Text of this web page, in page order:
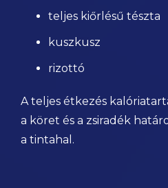
teljes kiőrlésű tészta
kuszkusz
rizottó
A teljes étkezés
a köret és a zsiradék
a tintahal.